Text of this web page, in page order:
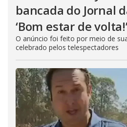
bancada do Jornal
‘Bom estar de
O anúncio foi feito por meio de
celebrado pelos telespectadores